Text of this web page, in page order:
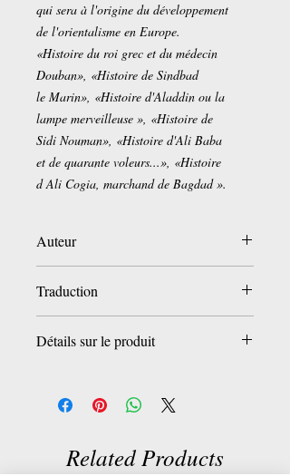
qui sera à l'origine du développement
de l'orientalisme en Europe.
«Histoire du roi grec et du médecin
Douban», «Histoire de Sindbad
le Marin», «Histoire d'Aladdin ou la
lampe merveilleuse », «Histoire de
Sidi Nouman», «Histoire d'Ali Baba
et de quarante voleurs...», «Histoire
d Ali Cogia, marchand de Bagdad ».
Auteur
Traduction
Détails sur le produit
Editeur :
ECOLE DES
LOISIRS; Édition : Collection Classiques
Collection :Classiques abrégés
Related Products